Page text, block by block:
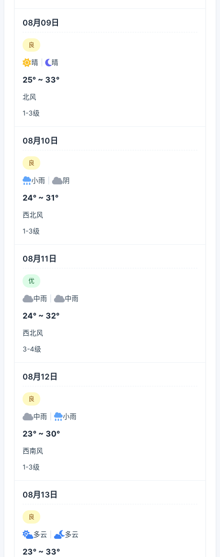
08月09日
良
晴 晴
25° ~ 33°
北风
1-3级
08月10日
良
小雨 阴
24° ~ 31°
西北风
1-3级
08月11日
优
中雨 中雨
24° ~ 32°
西北风
3-4级
08月12日
良
中雨 小雨
23° ~ 30°
西南风
1-3级
08月13日
良
多云 多云
23° ~ 33°